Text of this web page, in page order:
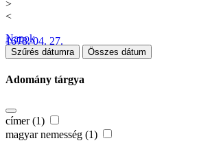
>
<
1678. 04. 27.
Napok
Szűrés dátumra Összes dátum
Adomány tárgya
címer (1)
magyar nemesség (1)